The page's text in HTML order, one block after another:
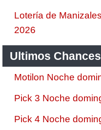
Lotería de
2026
Ultimos Chances
Motilon Noche
Pick 3 Noche
Pick 4 Noche